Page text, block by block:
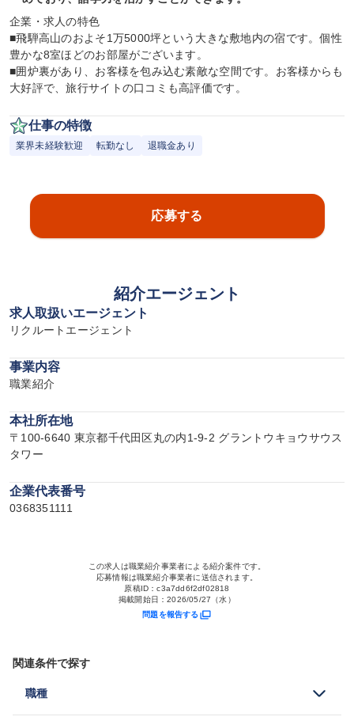
企業・求人の特色
■飛騨高山のおよそ1万5000坪という大きな敷地内の宿です。個性
豊かな8室ほどのお部屋がございます。
■囲炉裏があり、お客様を包み込む素敵な空間です。お客様からも
大好評で、旅行サイトの口コミも高評価です。
仕事の特徴
業界未経験歓迎 転勤なし 退職金あり
応募する
紹介エージェント
求人取扱いエージェント
リクルートエージェント
事業内容
職業紹介
本社所在地
〒100-6640 東京都千代田区丸の内1-9-2 グラントウキョウサウス
タワー
企業代表番号
0368351111
この求人は職業紹介事業者による紹介案件です。
応募情報は職業紹介事業者に送信されます。
原稿ID：c3a7dd6f2df02818
掲載開始日：2026/05/27（水）
問題を報告する
関連条件で探す
職種